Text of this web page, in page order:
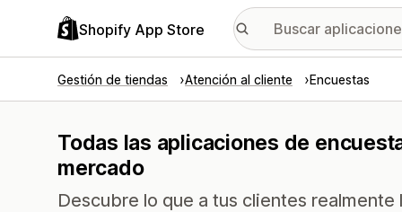
Shopify App Store
Gestión de tiendas Atención al cliente Encuestas
Todas las aplicaciones de
mercado
Descubre lo que a tus clientes